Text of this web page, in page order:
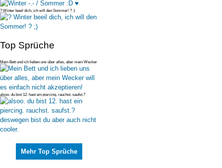
? Winter beeil dich, ich will den Sommer! ? ;)
Top Sprüche
Mein Bett und ich lieben uns über alles, aber mein Wecker
will es einfac
alsoo. du bist 12. hast ein piercing. rauchst. saufst.?
deswegen bist du
Mehr Top Sprüche